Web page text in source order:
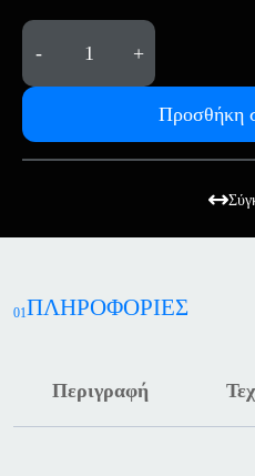
- +
Προσθήκη
01ΠΛΗΡΟΦΟΡΙΕΣ
Περιγραφή